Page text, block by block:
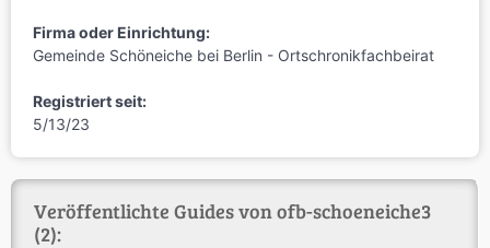
Firma oder Einrichtung:
Gemeinde Schöneiche bei Berlin - Ortschronikfachbeirat
Registriert seit:
5/13/23
Veröffentlichte Guides von ofb-schoeneiche3
(2):